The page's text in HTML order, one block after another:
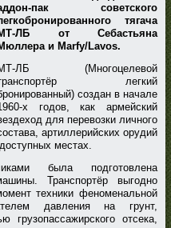
пак советского
тягача
ЛБ от Себастьяна
и Marfy/Lavos.
ЛБ (Многоцелевой
легкий
создан в начале
х годов, как армейский
для перевозки личного
артиллерийских орудий
местах.
была подготовлена
Транспортёр выгодно
техники феноменальной
давления на грунт,
грузопассажирского отсека,